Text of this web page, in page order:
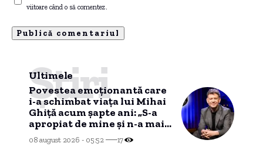
viitoare când o să comentez.
Ultimele
Știri
Povestea emoționantă care
i-a schimbat viața lui Mihai
Ghiță acum șapte ani: „S-a
apropiat de mine și n-a mai
plecat”
08 august 2026 - 05:52 17